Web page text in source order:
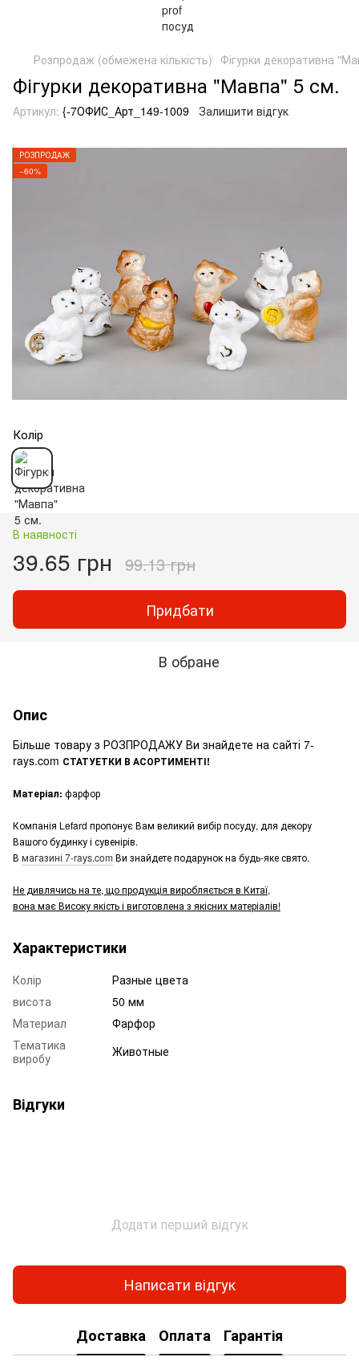
Розпродаж (обмежена кількість) Фігурки декоративна
Фігурки декоративна "Мавпа" 5 см.
Артикул: {-7ОФИС_Арт_149-1009 Залишити відгук
РОЗПРОДАЖ
−60%
Колір
В наявності
39.65 грн 99.13 грн
Придбати
В обране
Опис
Більше товару з РОЗПРОДАЖУ Ви знайдете на сайті 7-
rays.com СТАТУЕТКИ В АСОРТИМЕНТІ!
Матеріал: фарфор
Компанія Lefard пропонує Вам великий вибір посуду, для декору
Вашого будинку і сувенірів.
В магазині 7-rays.com Ви знайдете подарунок на будь-яке свято.
Не дивлячись на те, що продукція виробляється в Китаї,
вона має Високу якість і виготовлена з якісних матеріалів!
Характеристики
Колір
Разные цвета
висота
50 мм
Материал
Фарфор
Тематика
виробу
Животные
Відгуки
Додати перший відгук
Написати відгук
Доставка Оплата Гарантія